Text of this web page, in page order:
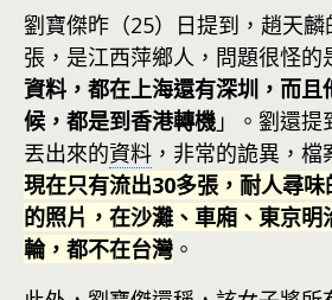
劉寶傑昨（25）日提到，趙天
張，是江西萍鄉人，問題很怪的
資料，都在上海還有深圳，而且
候，都是到香港轉機 」。劉還
丟出來的資料 ，非常的詭異，檔
現在只有流出30多張，耐人尋
的照片，在沙灘、車廂、東京明
輪，都不在台灣 。